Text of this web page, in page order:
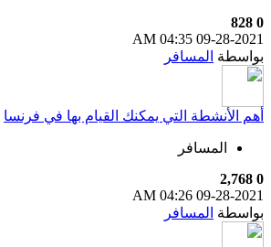
0
828
09-28-2021
04:35 AM
بواسطة المسافر
أهم الأنشطة التي يمكنك القيام بها في فرنسا
المسافر
0
2,768
09-28-2021
04:26 AM
بواسطة المسافر